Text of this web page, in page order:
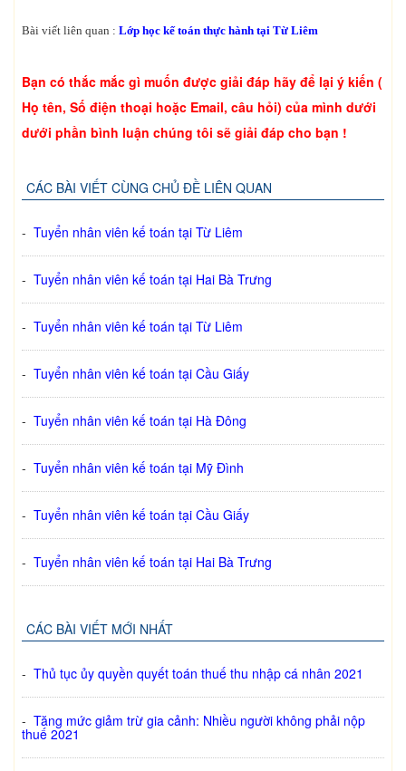
Bài viết liên quan : Lớp học kế toán thực hành tại Từ Liêm
Bạn có thắc mắc gì muốn được giải đáp hãy để lại ý kiến (
Họ tên, Số điện thoại hoặc Email, câu hỏi) của mình dưới
dưới phần bình luận chúng tôi sẽ giải đáp cho bạn !
CÁC BÀI VIẾT CÙNG CHỦ ĐỀ LIÊN QUAN
- Tuyển nhân viên kế toán tại Từ Liêm
- Tuyển nhân viên kế toán tại Hai Bà Trưng
- Tuyển nhân viên kế toán tại Từ Liêm
- Tuyển nhân viên kế toán tại Cầu Giấy
- Tuyển nhân viên kế toán tại Hà Đông
- Tuyển nhân viên kế toán tại Mỹ Đình
- Tuyển nhân viên kế toán tại Cầu Giấy
- Tuyển nhân viên kế toán tại Hai Bà Trưng
CÁC BÀI VIẾT MỚI NHẤT
- Thủ tục ủy quyền quyết toán thuế thu nhập cá nhân 2021
- Tăng mức giảm trừ gia cảnh: Nhiều người không phải nộp
thuế 2021